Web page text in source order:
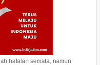
hafalan semata, namun